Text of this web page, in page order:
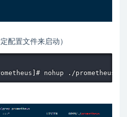
配置文件来启动）
nohup ./